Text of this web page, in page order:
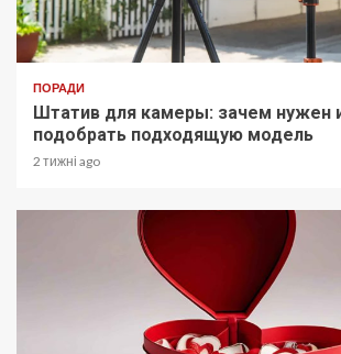
ПОРАДИ
Штатив для камеры: зачем нужен
подобрать подходящую модель
2 тижні ago